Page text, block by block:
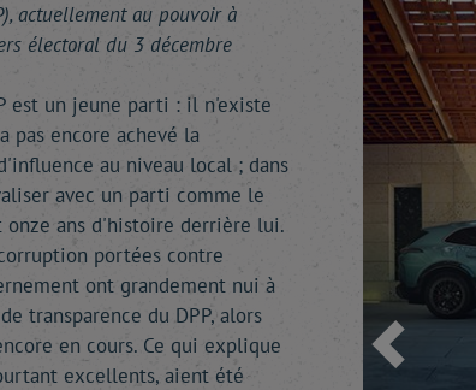
actuellement au pouvoir à
électoral du 3 décembre
est un jeune parti : il n'existe
pas encore achevé la
au niveau local ; dans
avec un parti comme le
onze ans d'histoire derrière lui.
portées contre
ont grandement nui à
transparence du DPP, alors
en cours. Ce qui explique
excellents, aient été
Précédent